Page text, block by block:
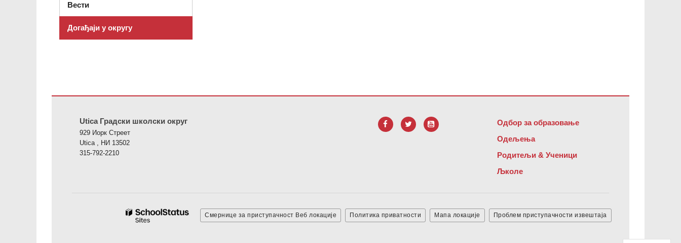
Вести
Догађаји у округу
Utica Градски школски округ
929 Иорк Стреет
Utica , НИ 13502
315-792-2210
Одбор за образовање
Одељења
Родитељи & Ученици
Љколе
Смернице за приступачност Веб локације Политика приватности Мапа локације Проблем приступачности извештаја